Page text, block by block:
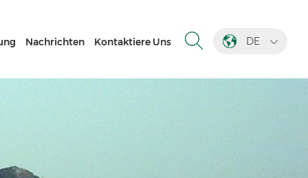
DE
Nachrichten Kontaktiere Uns